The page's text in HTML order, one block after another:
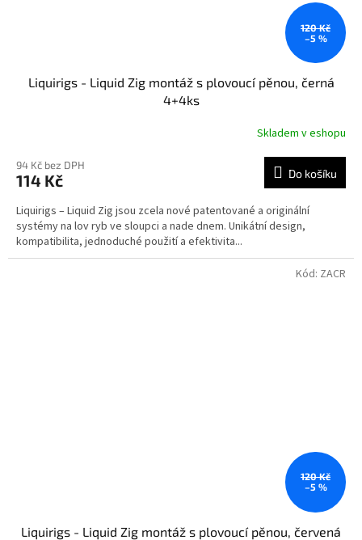
120 Kč
–5 %
Liquirigs - Liquid Zig montáž s plovoucí pěnou, černá
4+4ks
Skladem v eshopu
94 Kč bez DPH
114 Kč Do košíku
Liquirigs – Liquid Zig jsou zcela nové patentované a originální
systémy na lov ryb ve sloupci a nade dnem. Unikátní design,
kompatibilita, jednoduché použití a efektivita...
120 Kč
–5 %
Liquirigs - Liquid Zig montáž s plovoucí pěnou, červená
Kód: ZACR